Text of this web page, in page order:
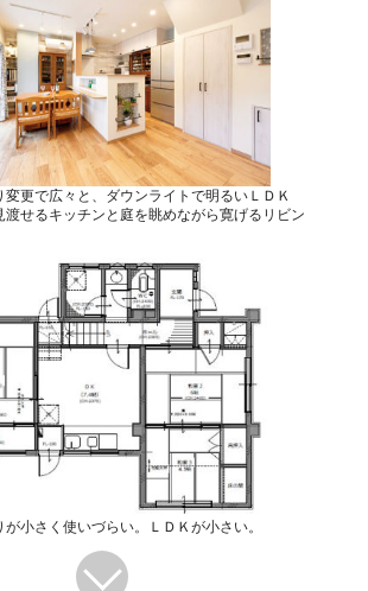
変更で広々と、ダウンライトで明るいＬＤＫ
渡せるキッチンと庭を眺めながら寛げるリビン
小さく使いづらい。ＬＤＫが小さい。